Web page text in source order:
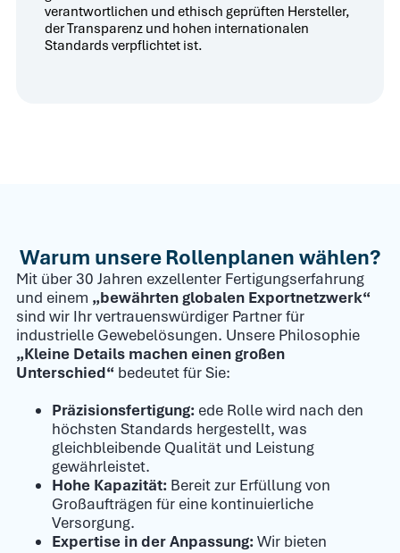
verantwortlichen und ethisch geprüften Hersteller,
der Transparenz und hohen internationalen
Standards verpflichtet ist.
Warum unsere Rollenplanen wählen?
Mit über 30 Jahren exzellenter Fertigungserfahrung
und einem „bewährten globalen Exportnetzwerk“
sind wir Ihr vertrauenswürdiger Partner für
industrielle Gewebelösungen. Unsere Philosophie
„Kleine Details machen einen großen
Unterschied“ bedeutet für Sie:
Präzisionsfertigung: ede Rolle wird nach den
höchsten Standards hergestellt, was
gleichbleibende Qualität und Leistung
gewährleistet.
Hohe Kapazität: Bereit zur Erfüllung von
Großaufträgen für eine kontinuierliche
Versorgung.
Expertise in der Anpassung:Wir bieten